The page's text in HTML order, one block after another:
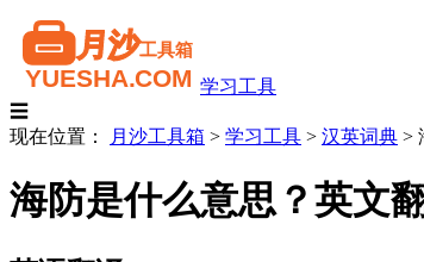
学习工具
☰
现在位置：
月沙工具箱 > 学习工具 > 汉英词典 >
海防是什么意思？英文